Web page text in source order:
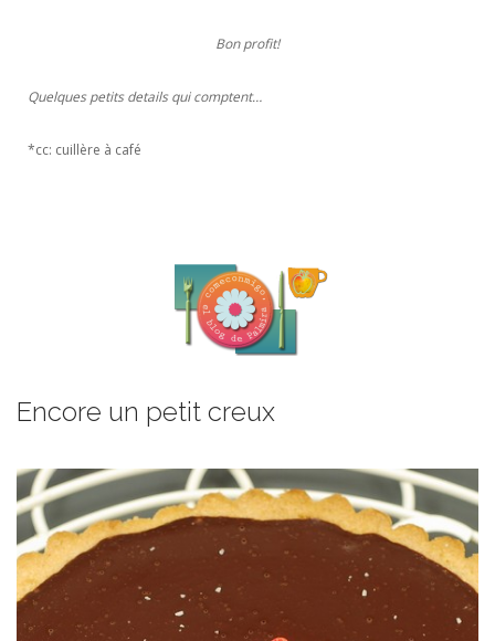
Bon profit!
Quelques petits details qui comptent…
*cc: cuillère à café
Encore un petit creux